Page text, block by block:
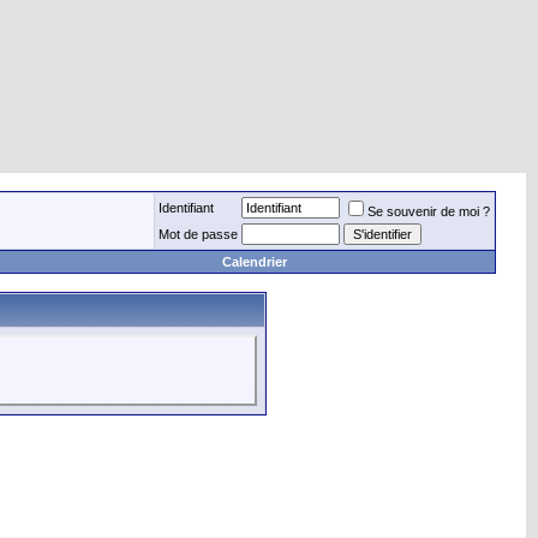
Identifiant
Se souvenir de moi ?
Mot de passe
Calendrier